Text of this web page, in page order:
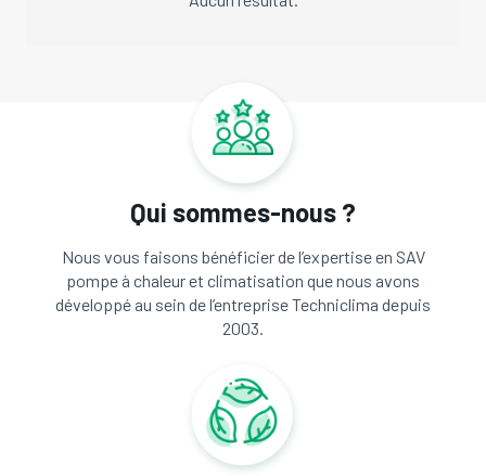
Qui sommes-nous ?
Nous vous faisons bénéficier de l’expertise en SAV
pompe à chaleur et climatisation que nous avons
développé au sein de l’entreprise Techniclima depuis
2003.